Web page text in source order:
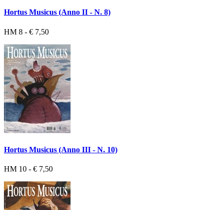
Hortus Musicus (Anno II - N. 8)
HM 8 - € 7,50
Hortus Musicus (Anno III - N. 10)
HM 10 - € 7,50